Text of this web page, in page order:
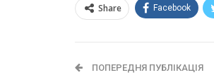
Share Facebook
ПОПЕРЕДНЯ ПУБЛІКАЦІЯ